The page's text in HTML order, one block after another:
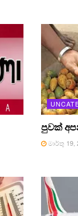
පුවක්
මාර්තු 19,